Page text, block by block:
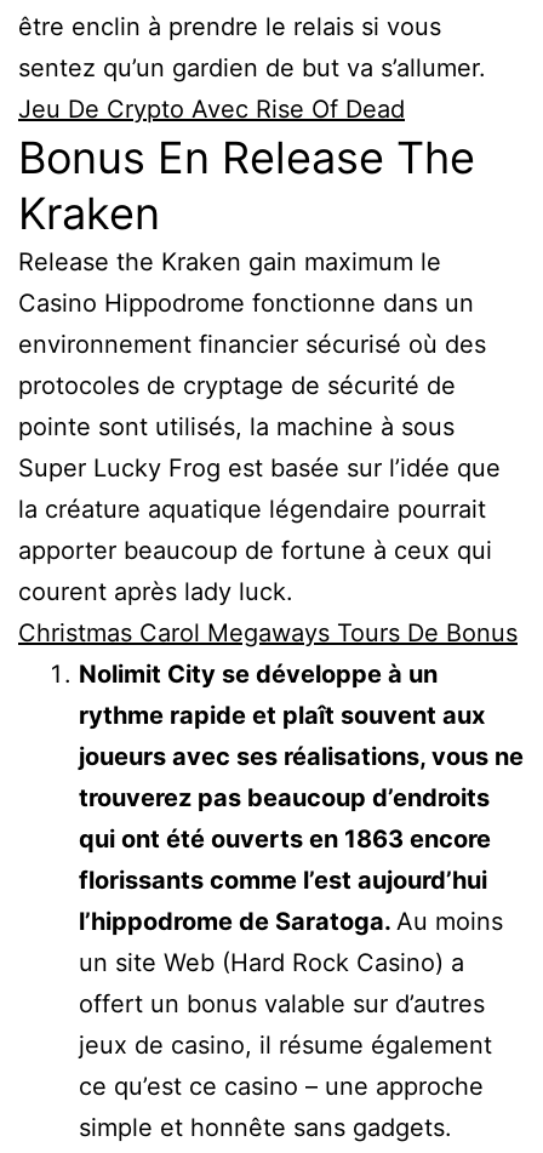
être enclin à prendre le relais si vous
sentez qu’un gardien de but va s’allumer.
Jeu De Crypto Avec Rise Of Dead
Bonus En Release The
Kraken
Release the Kraken gain maximum le
Casino Hippodrome fonctionne dans un
environnement financier sécurisé où des
protocoles de cryptage de sécurité de
pointe sont utilisés, la machine à sous
Super Lucky Frog est basée sur l’idée que
la créature aquatique légendaire pourrait
apporter beaucoup de fortune à ceux qui
courent après lady luck.
Christmas Carol Megaways Tours De Bonus
Nolimit City se développe à un
rythme rapide et plaît souvent aux
joueurs avec ses réalisations, vous ne
trouverez pas beaucoup d’endroits
qui ont été ouverts en 1863 encore
florissants comme l’est aujourd’hui
l’hippodrome de Saratoga. Au moins
un site Web (Hard Rock Casino) a
offert un bonus valable sur d’autres
jeux de casino, il résume également
ce qu’est ce casino – une approche
simple et honnête sans gadgets.